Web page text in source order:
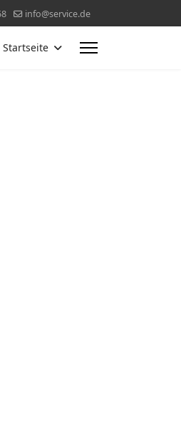
info@service.de
Startseite